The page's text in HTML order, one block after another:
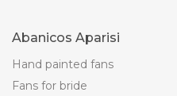
Abanicos Aparisi
Hand painted fans
Fans for bride